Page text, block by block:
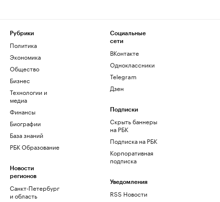
Рубрики
Политика
Экономика
Общество
Бизнес
Технологии и
медиа
Финансы
Биографии
База знаний
РБК Образование
Новости
регионов
Санкт-Петербург
и область
Социальные
сети
ВКонтакте
Одноклассники
Telegram
Дзен
Подписки
Скрыть баннеры
на РБК
Подписка на РБК
Корпоративная
подписка
Уведомления
RSS Новости